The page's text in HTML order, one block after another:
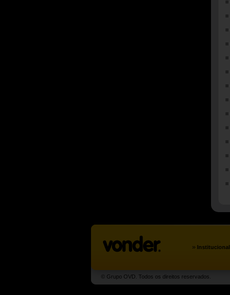
» Institucional
© Grupo OVD. Todos os direitos reservados.